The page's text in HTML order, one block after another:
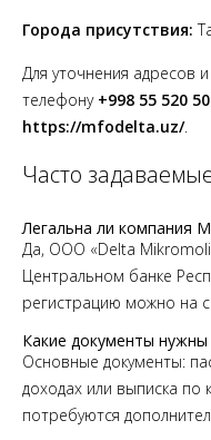
Города присутствия:
Для уточнения адресов
телефону +998 55 520
https://mfodelta.uz/.
Часто
Легальна ли компания
Да, ООО «Delta
Центральном банке
регистрацию можно на
Какие документы
Основные документы:
доходах или выписка по
потребуются